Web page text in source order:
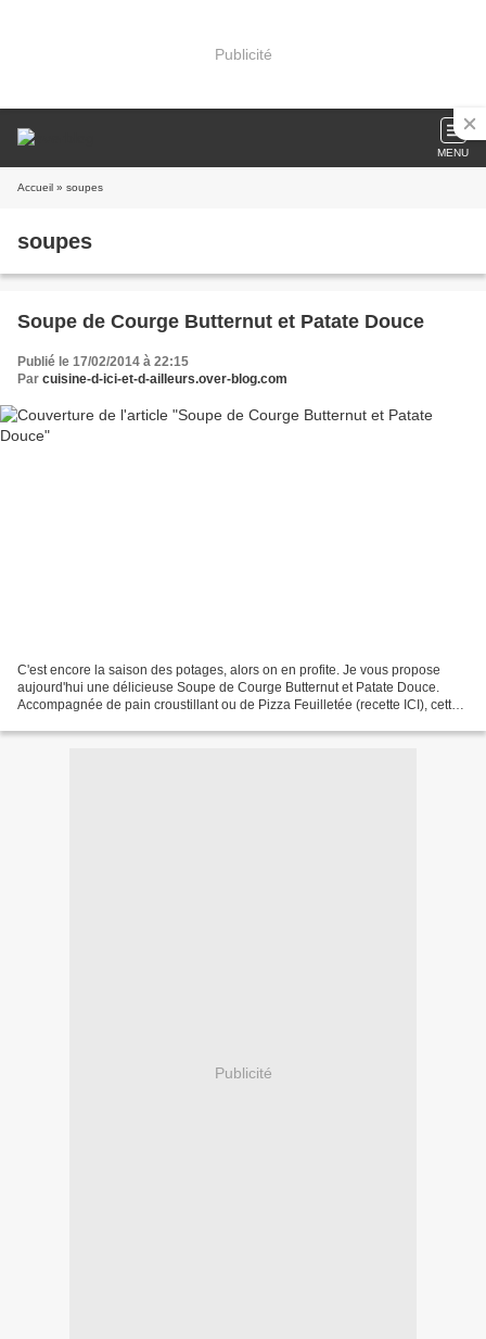
Publicité
MENU
Accueil » soupes
soupes
Soupe de Courge Butternut et Patate Douce
Publié le 17/02/2014 à 22:15
Par cuisine-d-ici-et-d-ailleurs.over-blog.com
C'est encore la saison des potages, alors on en profite. Je vous propose
aujourd'hui une délicieuse Soupe de Courge Butternut et Patate Douce.
Accompagnée de pain croustillant ou de Pizza Feuilletée (recette ICI), cette
Publicité